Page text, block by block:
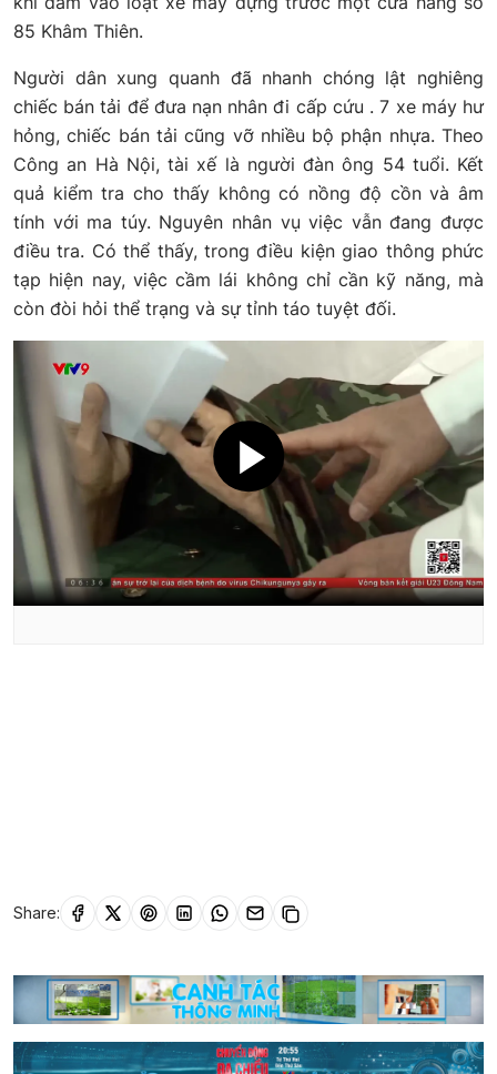
85 Khâm Thiên.
Người dân xung quanh đã nhanh chóng lật nghiêng
chiếc bán tải để đưa nạn nhân đi cấp cứu . 7 xe máy hư
hỏng, chiếc bán tải cũng vỡ nhiều bộ phận nhựa. Theo
Công an Hà Nội, tài xế là người đàn ông 54 tuổi. Kết
quả kiểm tra cho thấy không có nồng độ cồn và âm
tính với ma túy. Nguyên nhân vụ việc vẫn đang được
điều tra. Có thể thấy, trong điều kiện giao thông phức
tạp hiện nay, việc cầm lái không chỉ cần kỹ năng, mà
còn đòi hỏi thể trạng và sự tỉnh táo tuyệt đối.
Share: